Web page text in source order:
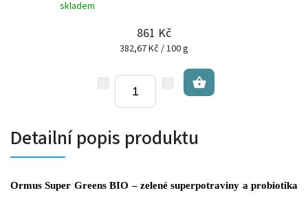
skladem
861 Kč
382,67 Kč / 100 g
Detailní popis produktu
Ormus Super Greens BIO – zelené superpotraviny a probiotika